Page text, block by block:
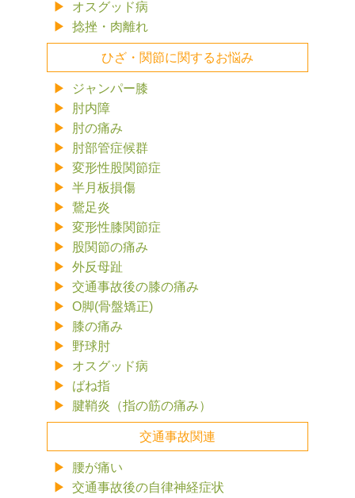
オスグッド病
捻挫・肉離れ
ひざ・関節に関するお悩み
ジャンパー膝
肘内障
肘の痛み
肘部管症候群
変形性股関節症
半月板損傷
鵞足炎
変形性膝関節症
股関節の痛み
外反母趾
交通事故後の膝の痛み
O脚(骨盤矯正)
膝の痛み
野球肘
オスグッド病
ばね指
腱鞘炎（指の筋の痛み）
交通事故関連
腰が痛い
交通事故後の自律神経症状